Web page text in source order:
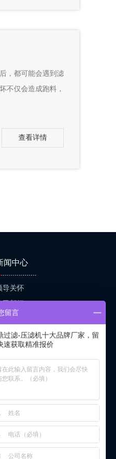
，都可能会遇到滤
不仅会造成跑料，
查看详情
闻中心
导关怀
题报道
留言
过滤-压滤机十大品牌厂家，留
速获取精准报价